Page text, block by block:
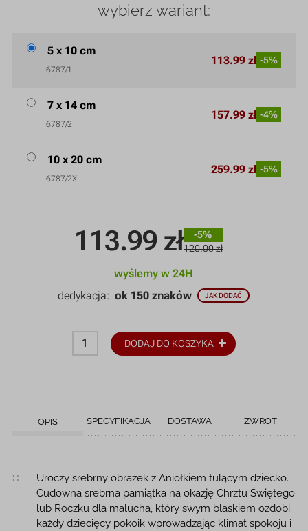
113.99 zł
-5%
120.00 zł
wyślemy w 24H
dedykacja:ok 150 znaków JAK DODAĆ
DODAJ DO KOSZYKA
wybierz wariant:
5 x 10 cm
6787/1
113.99 zł -5%
7 x 14 cm
6787/2
157.99 zł -4%
10 x 20 cm
6787/2X
259.99 zł -5%
OPIS SPECYFIKACJA DOSTAWA ZWROT
Opis produktu
Uroczy srebrny obrazek z Aniołkiem tulącym dziecko.
Cudowna srebrna pamiątka na okazję Chrztu Świętego
lub Roczku dla malucha, który swym blaskiem ozdobi
każdy dziecięcy pokoik wprowadzając klimat spokoju i